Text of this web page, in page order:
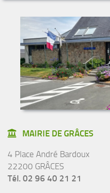
MAIRIE DE GRÂCES
4 Place André Bardoux
22200 GRÂCES
Tél. 02 96 40 21 21